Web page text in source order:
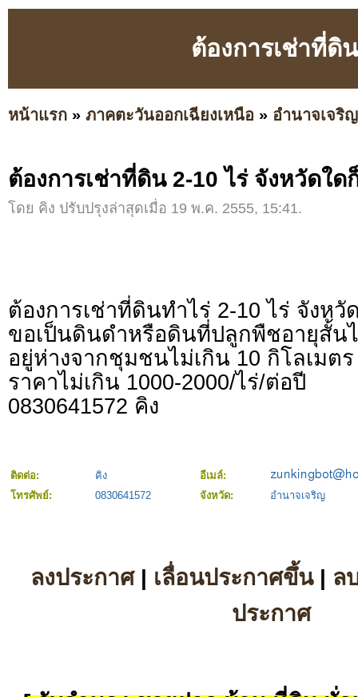
ต้องการเช่าที่ดิ
หน้าแรก » ภาคตะวันออกเฉียงเหนือ » อำนาจเจริญ
ต้องการเช่าที่ดิน 2-10 ไร่ จังหวัดใด
โดย คิง ปรับปรุงล่าสุดเมื่อ 19 พ.ค. 2555, 15:41.
ต้องการเช่าที่ดินทำไร่ 2-10 ไร่ จังหวั
ขอเป็นดินดำหรือดินที่ปลูกพืชอายุสั้น
อยู่ห่างจากชุมชนไม่เกิน 10 กิโลเมตร
ราคาไม่เกิน 1000-2000/ไร่/ต่อปี
0830641572 คิง
ติดต่อ: คิง
อีเมล์:
โทรศัพย์:
0830641572 จังหวัด: อำนาจเจริญ
ลงประกาศ| เลื่อนประกาศขึ้น| ล
ประกาศ